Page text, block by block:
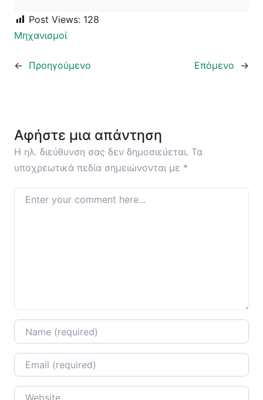
Post Views: 128
Μηχανισμοί
← Προηγούμενο Επόμενο →
Αφήστε μια απάντηση
Η ηλ. διεύθυνση σας δεν δημοσιεύεται. Τα
υποχρεωτικά πεδία σημειώνονται με *
Enter your comment here…
Name
Email
Website